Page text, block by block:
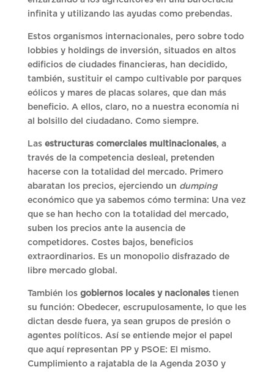
infinita y utilizando las ayudas como prebendas.
Estos organismos internacionales, pero sobre todo
lobbies y holdings de inversión, situados en altos
edificios de ciudades financieras, han decidido,
también, sustituir el campo cultivable por parques
eólicos y mares de placas solares, que dan más
beneficio. A ellos, claro, no a nuestra economía ni
al bolsillo del ciudadano. Como siempre.
Las estructuras comerciales multinacionales, a
través de la competencia desleal, pretenden
hacerse con la totalidad del mercado. Primero
abaratan los precios, ejerciendo un dumping
económico que ya sabemos cómo termina: Una vez
que se han hecho con la totalidad del mercado,
suben los precios ante la ausencia de
competidores. Costes bajos, beneficios
extraordinarios. Es un monopolio disfrazado de
libre mercado global.
También losgobiernos locales y nacionales tienen
su función: Obedecer, escrupulosamente, lo que les
dictan desde fuera, ya sean grupos de presión o
agentes políticos. Así se entiende mejor el papel
que aquí representan PP y PSOE: El mismo.
Cumplimiento a rajatabla de la Agenda 2030 y